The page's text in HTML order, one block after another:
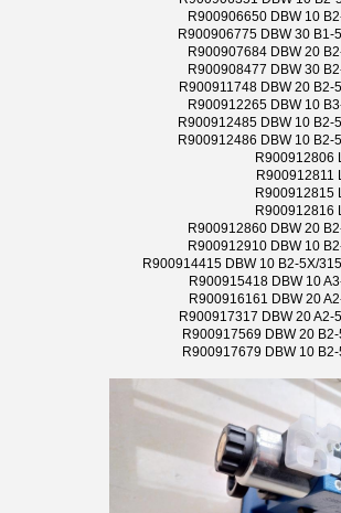
R900906650 DBW 10
R900906775 DBW 30 B1-
R900907684 DBW 20
R900908477 DBW 30
R900911748 DBW 20
R900912265 DBW 10
R900912485 DBW 10 B2-
R900912486 DBW 10 B2-
R900912806
R900912811
R900912815
R900912816
R900912860 DBW 20
R900912910 DBW 10
R900914415 DBW 10 B2-5X/
R900915418 DBW 10
R900916161 DBW 20
R900917317 DBW 20
R900917569 DBW 20
R900917679 DBW 10